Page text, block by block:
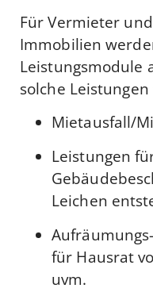
Für Vermieter
Immobilien
Leistungsmodule
solche
Mietausfall/
Leistungen
Leichen
für Hausrat
uvm.